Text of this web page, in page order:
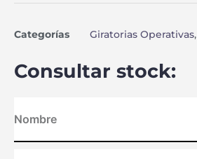
Categorías Giratorias Operativas,
Consultar stock: